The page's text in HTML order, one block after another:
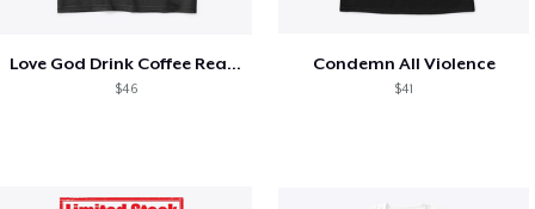
Love God Drink Coffee Read Books
$46
Condemn All Violence
$41